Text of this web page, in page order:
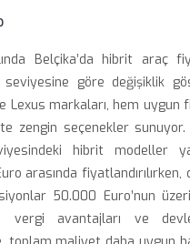
Belçika’da hibrit araç
seviyesine göre değişiklik
Lexus markaları, hem uygun
zengin seçenekler
hibrit modeller
arasında fiyatlandırılırken,
50.000 Euro’nun
vergi avantajları ve